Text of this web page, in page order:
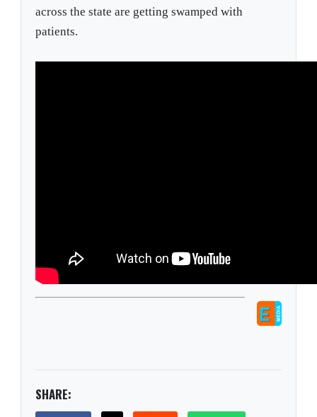
across the state are getting swamped with
patients.
SHARE: